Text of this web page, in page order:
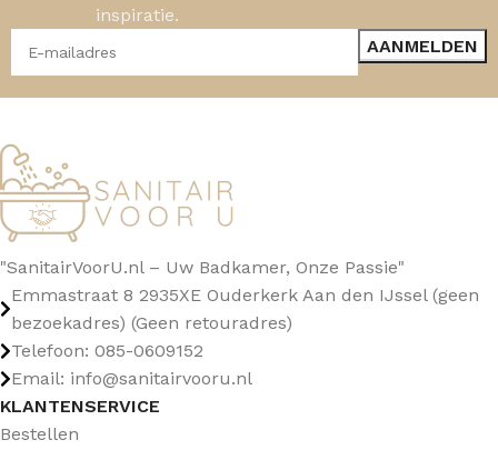
inspiratie.
"SanitairVoorU.nl – Uw Badkamer, Onze Passie"
Emmastraat 8 2935XE Ouderkerk Aan den IJssel (geen
bezoekadres) (Geen retouradres)
Telefoon: 085-0609152
Email: info@sanitairvooru.nl
KLANTENSERVICE
Bestellen